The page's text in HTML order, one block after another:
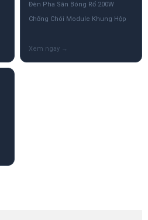
Đèn Pha Sân Bóng Rổ 200W
Chống Chói Module Khung Hộp